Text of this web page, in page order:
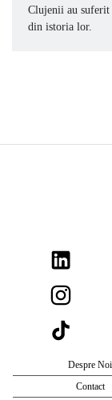
Clujenii au suferit
din istoria lor.
Despre Noi
Contact